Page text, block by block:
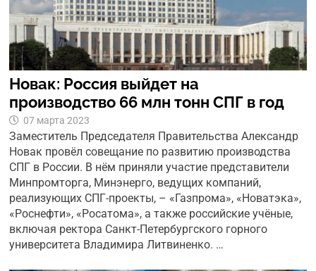
Новак: Россия выйдет на
производство 66 млн тонн СПГ в год
07 марта 2023
Заместитель Председателя Правительства Александр
Новак провёл совещание по развитию производства
СПГ в России. В нём приняли участие представители
Минпромторга, Минэнерго, ведущих компаний,
реализующих СПГ-проекты, – «Газпрома», «Новатэка»,
«Роснефти», «Росатома», а также российские учёные,
включая ректора Санкт-Петербургского горного
университета Владимира Литвиненко. …